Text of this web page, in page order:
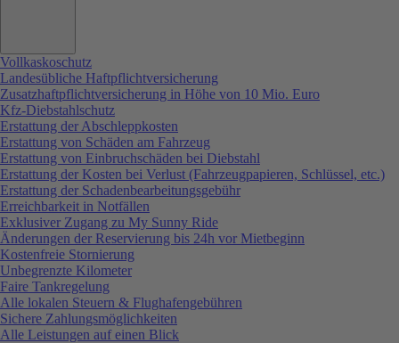
Vollkaskoschutz
Landesübliche Haftpflichtversicherung
Zusatzhaftpflichtversicherung in Höhe von 10 Mio. Euro
Kfz-Diebstahlschutz
Erstattung der Abschleppkosten
Erstattung von Schäden am Fahrzeug
Erstattung von Einbruchschäden bei Diebstahl
Erstattung der Kosten bei Verlust (Fahrzeugpapieren, Schlüssel, etc.)
Erstattung der Schadenbearbeitungsgebühr
Erreichbarkeit in Notfällen
Exklusiver Zugang zu My Sunny Ride
Änderungen der Reservierung bis 24h vor Mietbeginn
Kostenfreie Stornierung
Unbegrenzte Kilometer
Faire Tankregelung
Alle lokalen Steuern & Flughafengebühren
Sichere Zahlungsmöglichkeiten
Alle Leistungen auf einen Blick